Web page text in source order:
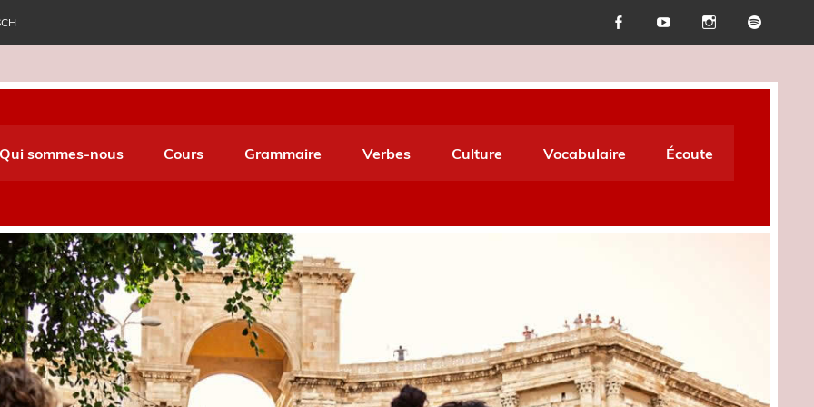
World Italiano
Qui sommes-nous Cours Grammaire Verbes Culture Vocabulaire Écoute